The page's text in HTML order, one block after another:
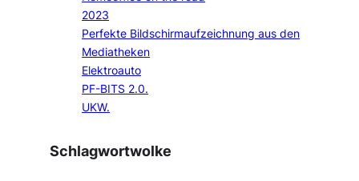
2023
Perfekte Bildschirmaufzeichnung aus den
Mediatheken
Elektroauto
PF-BITS 2.0.
UKW.
Schlagwortwolke